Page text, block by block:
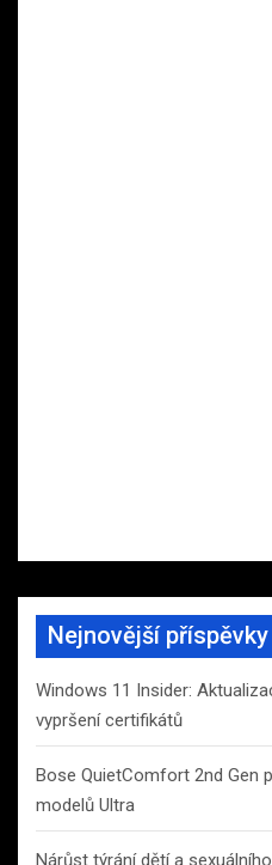
Nejnovější příspěvky
Windows 11 Insider:
vypršení certifikátů
Bose QuietComfort 2nd Gen
modelů Ultra
Nárůst týrání dětí a